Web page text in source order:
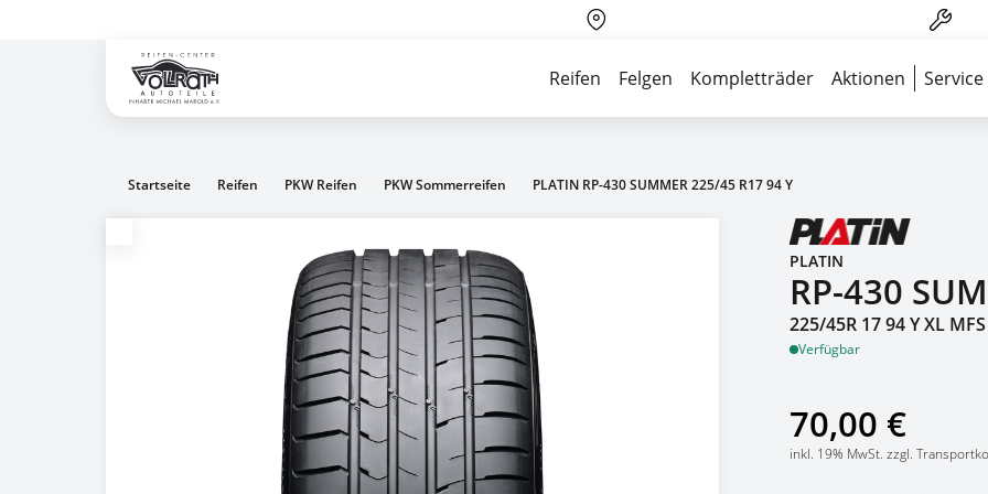
Reifen Felgen Kompletträder Aktionen Service
Startseite Reifen PKW Reifen PKW Sommerreifen PLATIN RP-430 SUMMER 225/45 R17 94 Y
PLATIN
RP-430
225/45R 17 94 Y XL MFS
Verfügbar
70,00 €
inkl. 19% MwSt. zzgl.